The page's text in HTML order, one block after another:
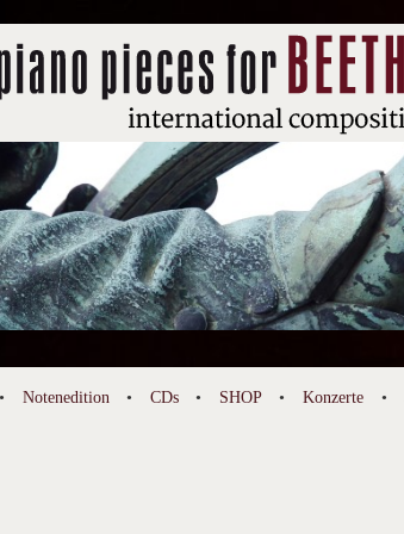
Notenedition CDs SHOP Konzerte